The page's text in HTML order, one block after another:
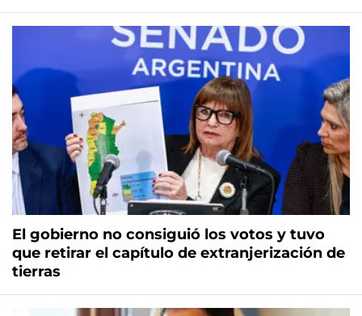
El gobierno no consiguió los votos y tuvo
que retirar el capítulo de extranjerización de
tierras